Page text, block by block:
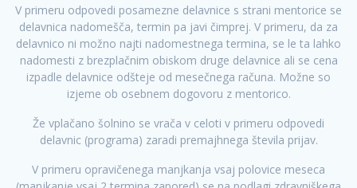
V primeru odpovedi posamezne delavnice s strani mentorice se
delavnica nadomešča, termin pa javi čimprej. V primeru, da za
delavnico ni možno najti nadomestnega termina, se le ta lahko
nadomesti z brezplačnim obiskom druge delavnice ali se cena
izpadle delavnice odšteje od mesečnega računa. Možne so
izjeme ob osebnem dogovoru z mentorico.
Že vplačano šolnino se vrača v celoti v primeru odpovedi
delavnic (programa) zaradi premajhnega števila prijav.
V primeru opravičenega manjkanja vsaj polovice meseca